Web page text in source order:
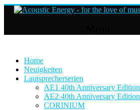
Home
Neuigkeiten
Lautsprecherserien
AE1 40th Anniversary Edition
AE2 40th Anniversary Edition
CORINIUM
Lautsprecher